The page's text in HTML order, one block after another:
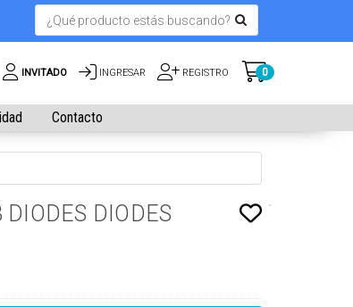
INVITADO INGRESAR REGISTRO 0
Contacto
DIODES